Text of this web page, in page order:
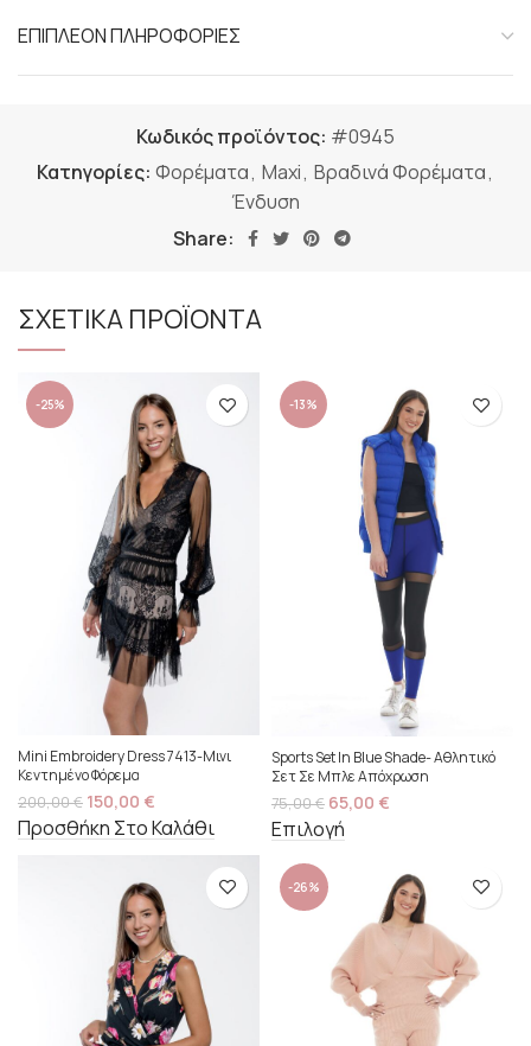
ΕΠΙΠΛΕΟΝ ΠΛΗΡΟΦΟΡΙΕΣ
Κωδικός προϊόντος: #0945
Κατηγορίες: Φορέματα, Maxi, Βραδινά Φορέματα,
Ένδυση
Share:
ΣΧΕΤΙΚΑ ΠΡΟΪΟΝΤΑ
-25%
Mini Embroidery Dress 7413-Μινι
Κεντημένο Φόρεμα
200,00€ 150,00 €
Προσθήκη Στο Καλάθι
-13%
Sports Set In Blue Shade- Αθλητικό
Σετ Σε Μπλε Απόχρωση
75,00€ 65,00 €
Επιλογή
-26%